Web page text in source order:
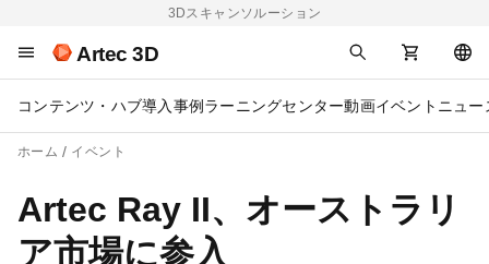
3Dスキャンソルーション
Artec 3D
コンテンツ・ハブ導入事例 ラーニングセンター動画イベント ニュー
ホーム イベント
Artec Ray II、オーストラリ
ア市場に参入